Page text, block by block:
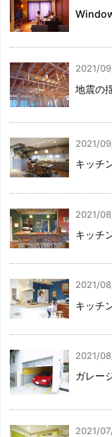
2021/
地震の
2021/
キッチ
2021/
キッチ
2021/
キッチ
2021/
ガレー
2021/